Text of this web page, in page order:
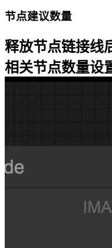
节点建议数量
释放节点链接线
相关节点数量设